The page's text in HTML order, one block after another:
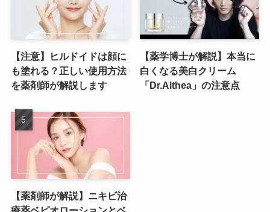
【注意】ヒルドイドは顔に
も塗れる？正しい使用方法
を薬剤師が解説します
【薬学博士が解説】本当に
白くなる美白クリーム
「Dr.Althea」の注意点
【薬剤師が解説】ニキビ治